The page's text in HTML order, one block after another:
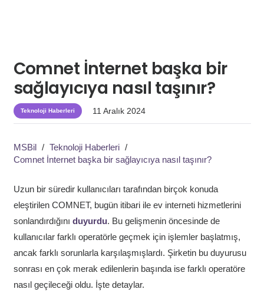
Comnet İnternet başka bir
sağlayıcıya nasıl taşınır?
Teknoloji Haberleri 11 Aralık 2024
MSBil / Teknoloji Haberleri /
Comnet İnternet başka bir sağlayıcıya nasıl taşınır?
Uzun bir süredir kullanıcıları tarafından birçok konuda
eleştirilen COMNET, bugün itibari ile ev interneti hizmetlerini
sonlandırdığını duyurdu. Bu gelişmenin öncesinde de
kullanıcılar farklı operatörle geçmek için işlemler başlatmış,
ancak farklı sorunlarla karşılaşmışlardı. Şirketin bu duyurusu
sonrası en çok merak edilenlerin başında ise farklı operatöre
nasıl geçileceği oldu. İşte detaylar.